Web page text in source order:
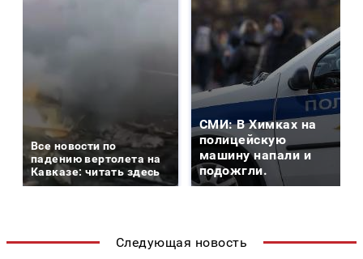
Все новости по
падению вертолета на
Кавказе: читать здесь
СМИ: В Химках на
полицейскую
машину напали и
подожгли.
Следующая новость